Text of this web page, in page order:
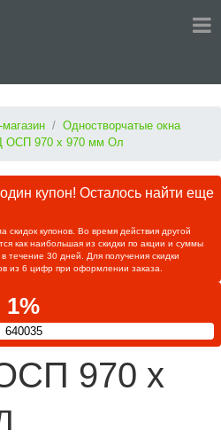
магазин
Одностворчатые окна
ОСП 970 х 970 мм Ол
купон! Осталось найти еще
скидок купонов. Во время действия другой
как наибольшая из скидки по акции и суммы
течение 30 дней. Для получения скидки
из 6 цифр при оформлении заказа.
1%
640035
970 х